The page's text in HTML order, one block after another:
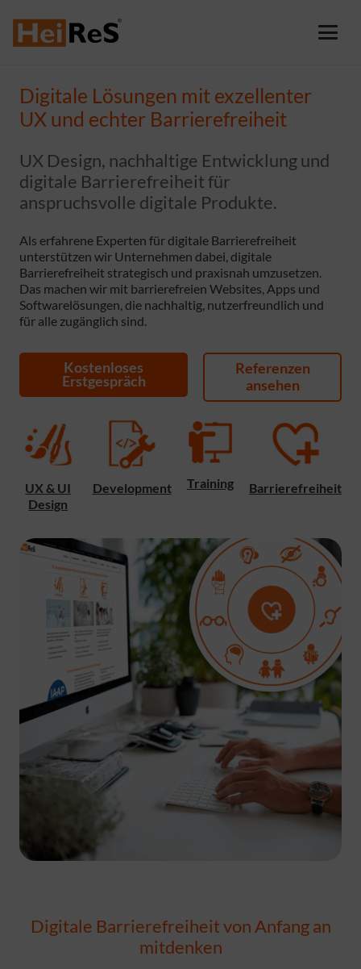
Digitale Lösungen mit exzellenter
UX und echter Barrierefreiheit
UX Design, nachhaltige Entwicklung und
digitale Barrierefreiheit für
anspruchsvolle digitale Produkte.
Als erfahrene Experten für digitale Barrierefreiheit
unterstützen wir Unternehmen dabei, digitale
Barrierefreiheit strategisch und praxisnah umzusetzen.
Das machen wir mit barrierefreien Websites, Apps und
Softwarelösungen, die nachhaltig, nutzerfreundlich und
für alle zugänglich sind.
Kostenloses
Erstgespräch
Referenzen
ansehen
UX & UI
Design
Development Training Barrierefreiheit
Digitale Barrierefreiheit von Anfang an
mitdenken